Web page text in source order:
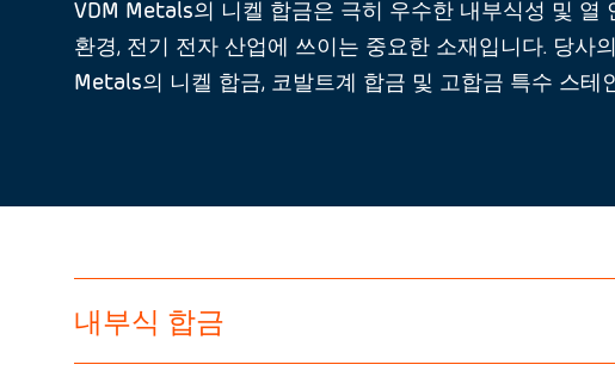
VDM Metals의 니켈 합금은 극히 우수한 내부식성 및 열
환경, 전기 전자 산업에 쓰이는 중요한 소재입니다. 당사
Metals의 니켈 합금, 코발트계 합금 및 고합금 특수 스
내부식 합금